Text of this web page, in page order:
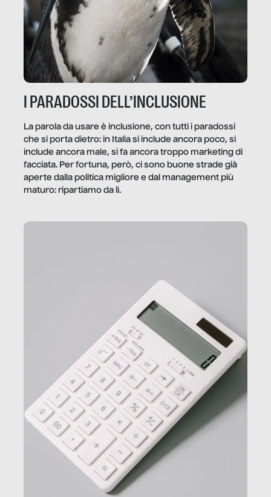
I PARADOSSI DELL’INCLUSIONE
La parola da usare è inclusione, con tutti i paradossi
che si porta dietro: in Italia si include ancora poco, si
include ancora male, si fa ancora troppo marketing di
facciata. Per fortuna, però, ci sono buone strade già
aperte dalla politica migliore e dal management più
maturo: ripartiamo da lì.